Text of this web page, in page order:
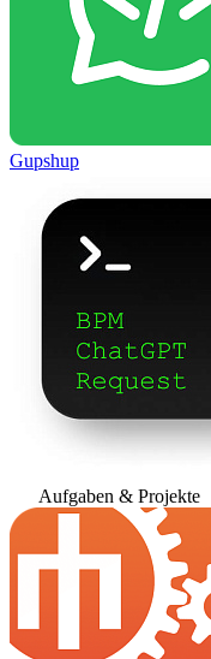
Gupshup
Aufgaben & Projekte